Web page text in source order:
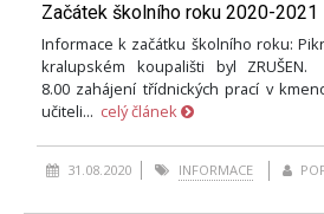
Začátek školního roku 2020-2021
Informace k začátku školního roku:
kralupském koupališti byl
8.00 zahájení třídnických prací v
učiteli... celý článek
31.08.2020 INFORMACE